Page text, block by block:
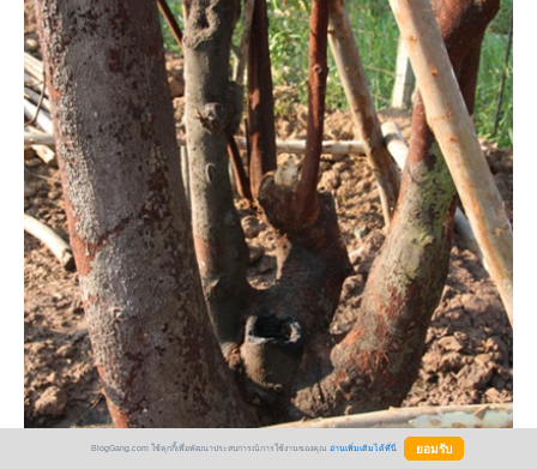
BlogGang.com ใช้คุกกี้เพื่อพัฒนาประสบการณ์การใช้งานของคุณ อ่านเพิ่มเติมได้ที่นี่